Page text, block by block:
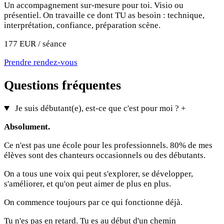
Un accompagnement sur-mesure pour toi. Visio ou
présentiel. On travaille ce dont TU as besoin : technique,
interprétation, confiance, préparation scène.
177 EUR / séance
Prendre rendez-vous
Questions fréquentes
Je suis débutant(e), est-ce que c'est pour moi ?+
Absolument.
Ce n'est pas une école pour les professionnels. 80% de mes
élèves sont des chanteurs occasionnels ou des débutants.
On a tous une voix qui peut s'explorer, se développer,
s'améliorer, et qu'on peut aimer de plus en plus.
On commence toujours par ce qui fonctionne déjà.
Tu n'es pas en retard. Tu es au début d'un chemin